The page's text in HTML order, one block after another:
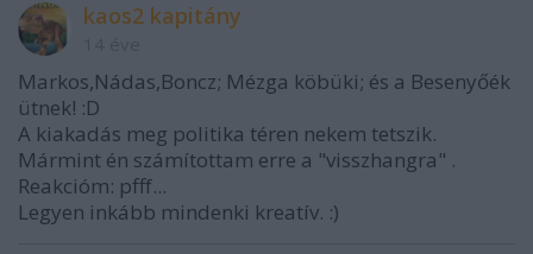
kaos2 kapitány
Markos,Nádas,Boncz; Mézga köbüki; és a Besenyőék
ütnek! :D
A kiakadás meg politika téren nekem tetszik.
Mármint én számítottam erre a "visszhangra" .
Reakcióm: pfff...
Legyen inkább mindenki kreatív. :)